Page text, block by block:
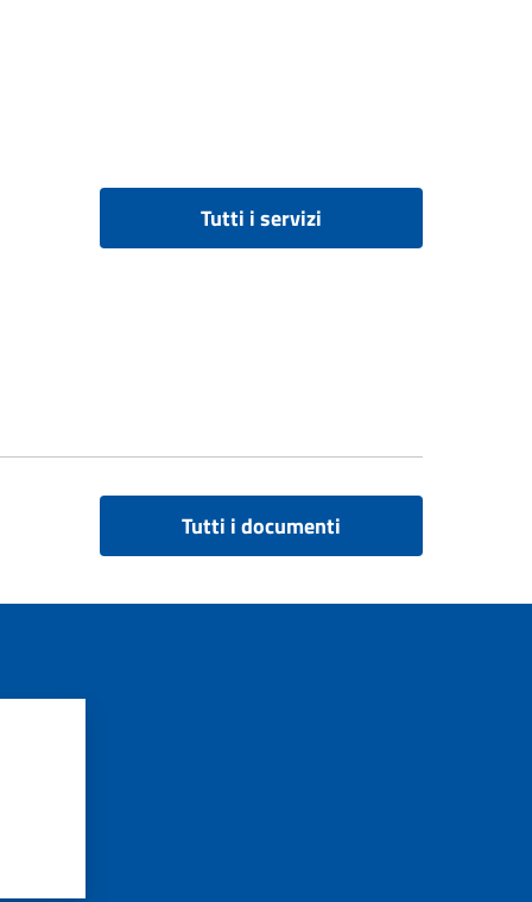
Tutti i servizi
Tutti i documenti